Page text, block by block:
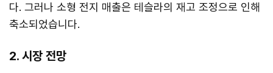
다. 그러나 소형 전지 매출은 테슬라의 재고 조정으로 인해
축소되었습니다.
2. 시장 전망